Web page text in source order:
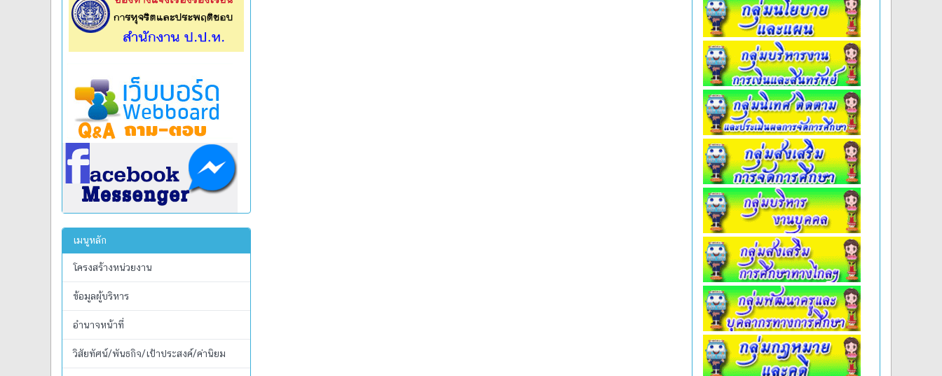
เมนูหลัก
โครงสร้างหน่วยงาน
ข้อมูลผู้บริหาร
อำนาจหน้าที่
วิสัยทัศน์/พันธกิจ/เป้าประสงค์/ค่านิยม